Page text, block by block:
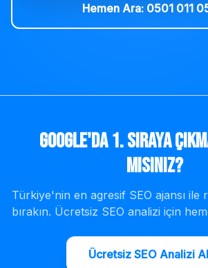
Hemen Ara: 0501 011
Google'da 1. Sıraya
mısınız?
Türkiye'nin en agresif SEO ajansı ile
bırakın. Ücretsiz SEO analizi için
Ücretsiz SEO Analizi Al